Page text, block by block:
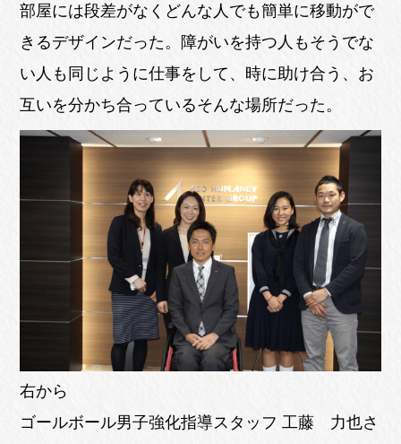
部屋には段差がなくどんな人でも簡単に移動がで
きるデザインだった。障がいを持つ人もそうでな
い人も同じように仕事をして、時に助け合う、お
互いを分かち合っているそんな場所だった。
右から
ゴールボール男子強化指導スタッフ 工藤 力也さ